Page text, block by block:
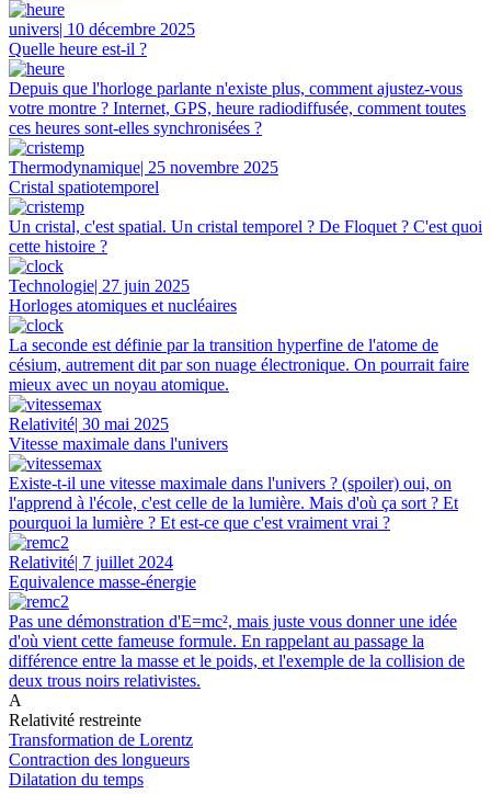
univers| 10 décembre 2025
Quelle heure est-il ?
Depuis que l'horloge parlante n'existe plus, comment ajustez-vous
votre montre ? Internet, GPS, heure radiodiffusée, comment toutes
ces heures sont-elles synchronisées ?
Thermodynamique| 25 novembre 2025
Cristal spatiotemporel
Un cristal, c'est spatial. Un cristal temporel ? De Floquet ? C'est quoi
cette histoire ?
Technologie| 27 juin 2025
Horloges atomiques et nucléaires
La seconde est définie par la transition hyperfine de l'atome de
césium, autrement dit par son nuage électronique. On pourrait faire
mieux avec un noyau atomique.
Relativité| 30 mai 2025
Vitesse maximale dans l'univers
Existe-t-il une vitesse maximale dans l'univers ? (spoiler) oui, on
l'apprend à l'école, c'est celle de la lumière. Mais d'où ça sort ? Et
pourquoi la lumière ? Et est-ce que c'est vraiment vrai ?
Relativité| 7 juillet 2024
Equivalence masse-énergie
Pas une démonstration d'E=mc², mais juste vous donner une idée
d'où vient cette fameuse formule. En rappelant au passage la
différence entre la masse et le poids, et l'exemple de la collision de
deux trous noirs relativistes.
A
Relativité restreinte
Transformation de Lorentz
Contraction des longueurs
Dilatation du temps